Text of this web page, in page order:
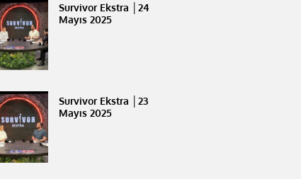
Survivor Ekstra │24
Mayıs 2025
Survivor Ekstra │23
Mayıs 2025